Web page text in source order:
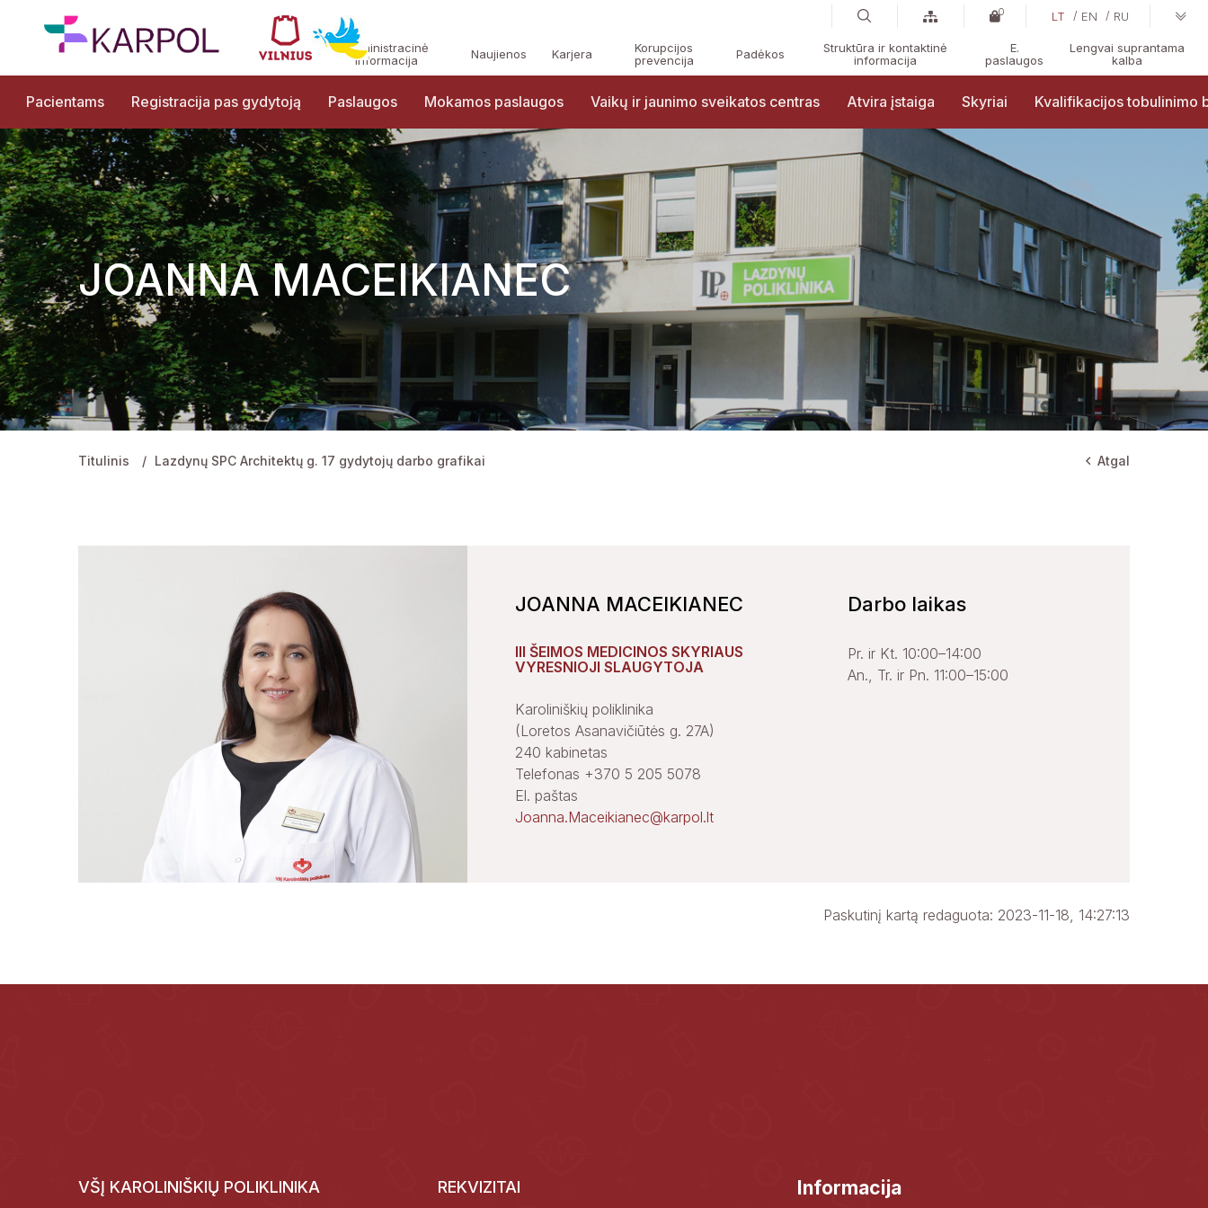
Administracinė
informacija
Naujienos Karjera
Korupcijos
prevencija
Padėkos
Struktūra ir kontaktinė
informacija
E.
paslaugos
Lengvai suprantama
kalba
0 LT EN RU
Pacientams Registracija pas gydytoją Paslaugos Mokamos paslaugos Vaikų ir jaunimo sveikatos centras Atvira įstaiga Skyriai Kvalifikacijos tobulinimo
JOANNA MACEIKIANEC
Titulinis Lazdynų SPC Architektų g. 17 gydytojų darbo grafikai Atgal
JOANNA MACEIKIANEC
III ŠEIMOS MEDICINOS SKYRIAUS
VYRESNIOJI SLAUGYTOJA
Karoliniškių poliklinika
(Loretos Asanavičiūtės g. 27A)
240 kabinetas
Telefonas +370 5 205 5078
El. paštas
Joanna.Maceikianec@karpol.lt
Darbo laikas
Pr. ir Kt. 10:00–14:00
An., Tr. ir Pn. 11:00–15:00
Paskutinį kartą redaguota: 2023-11-18, 14:27:13
VŠĮ KAROLINIŠKIŲ POLIKLINIKA REKVIZITAI Informacija